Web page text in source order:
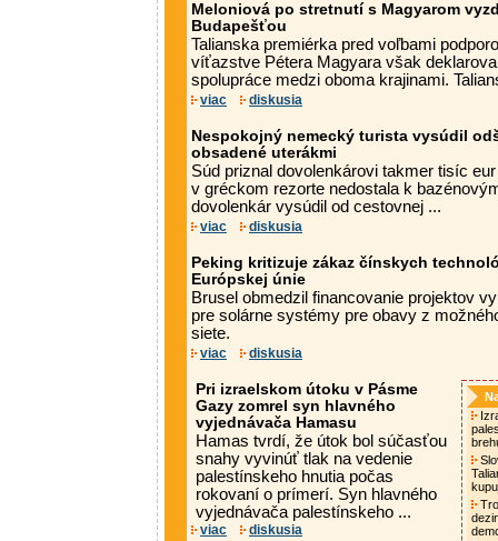
Meloniová po stretnutí s Magyarom
Budapešťou
Talianska premiérka pred voľbami
víťazstve Pétera Magyara však
spolupráce medzi oboma krajinami.
viac diskusia
Nespokojný nemecký turista vysúdil
obsadené uterákmi
Súd priznal dovolenkárovi takmer tisíc
v gréckom rezorte nedostala k
dovolenkár vysúdil od cestovnej ...
viac diskusia
Peking kritizuje zákaz čínskych
Európskej únie
Brusel obmedzil financovanie projektov
pre solárne systémy pre obavy z
siete.
viac diskusia
Pri izraelskom útoku v Pásme
Gazy zomrel syn hlavného
vyjednávača Hamasu
Hamas tvrdí, že útok bol súčasťou
snahy vyvinúť tlak na vedenie
palestínskeho hnutia počas
rokovaní o prímerí. Syn hlavného
vyjednávača palestínskeho ...
viac diskusia